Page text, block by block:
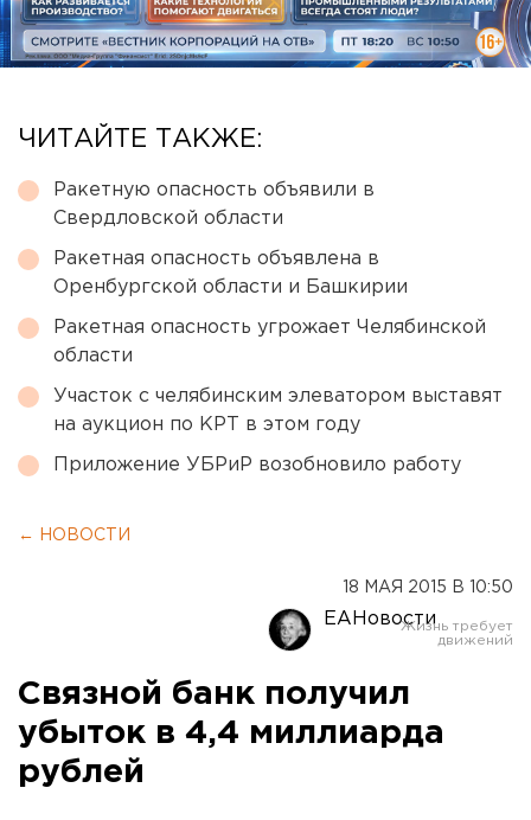
ЧИТАЙТЕ ТАКЖЕ:
Ракетную опасность объявили в
Свердловской области
Ракетная опасность объявлена в
Оренбургской области и Башкирии
Ракетная опасность угрожает Челябинской
области
Участок с челябинским элеватором выставят
на аукцион по КРТ в этом году
Приложение УБРиР возобновило работу
← НОВОСТИ
18 МАЯ 2015 В 10:50
ЕАНовости
Связной банк получил
убыток в 4,4 миллиарда
рублей